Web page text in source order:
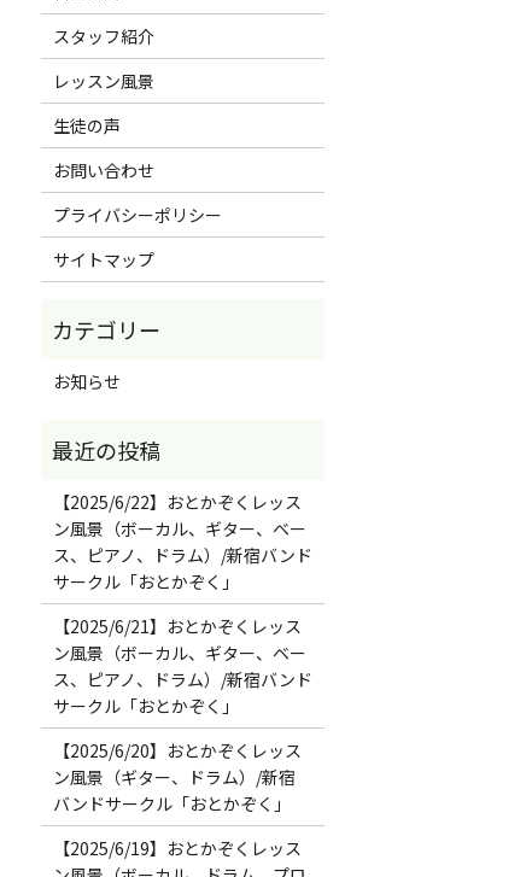
スタッフ紹介
レッスン風景
生徒の声
お問い合わせ
プライバシーポリシー
サイトマップ
お知らせ
【2025/6/22】おとかぞくレッス
ン風景（ボーカル、ギター、ベー
ス、ピアノ、ドラム）/新宿バンド
サークル「おとかぞく」
【2025/6/21】おとかぞくレッス
ン風景（ボーカル、ギター、ベー
ス、ピアノ、ドラム）/新宿バンド
サークル「おとかぞく」
【2025/6/20】おとかぞくレッス
ン風景（ギター、ドラム）/新宿
バンドサークル「おとかぞく」
【2025/6/19】おとかぞくレッス